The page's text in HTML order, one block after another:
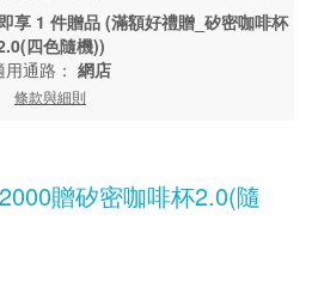
享 1 件贈品 (滿額好禮贈_矽密咖啡杯
四色隨機))
用通路： 網店
條款與細則
贈矽密咖啡杯2.0(隨